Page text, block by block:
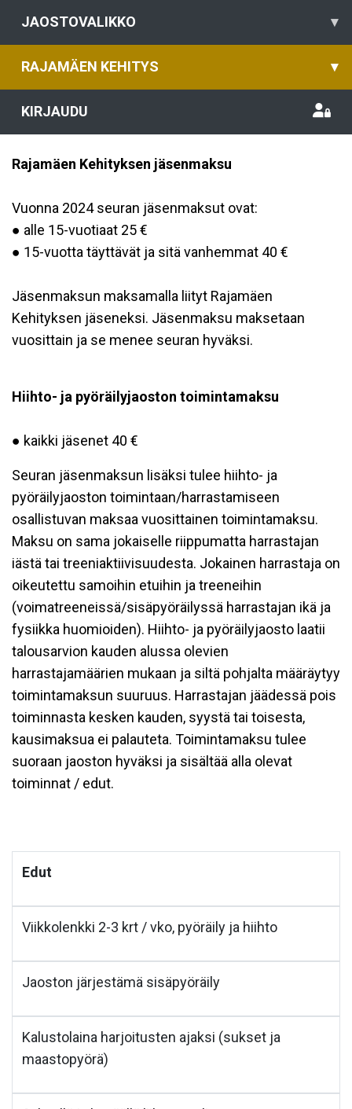
JAOSTOVALIKKO ▾
RAJAMÄEN KEHITYS ▾
KIRJAUDU
Rajamäen Kehityksen jäsenmaksu
Vuonna 2024 seuran jäsenmaksut ovat:
● alle 15-vuotiaat 25 €
● 15-vuotta täyttävät ja sitä vanhemmat 40 €
Jäsenmaksun maksamalla liityt Rajamäen
Kehityksen jäseneksi. Jäsenmaksu maksetaan
vuosittain ja se menee seuran hyväksi.
Hiihto- ja pyöräilyjaoston toimintamaksu
● kaikki jäsenet 40 €
Seuran jäsenmaksun lisäksi tulee hiihto- ja
pyöräilyjaoston toimintaan/harrastamiseen
osallistuvan maksaa vuosittainen toimintamaksu.
Maksu on sama jokaiselle riippumatta harrastajan
iästä tai treeniaktiivisuudesta. Jokainen harrastaja on
oikeutettu samoihin etuihin ja treeneihin
(voimatreeneissä/sisäpyöräilyssä harrastajan ikä ja
fysiikka huomioiden). Hiihto- ja pyöräilyjaosto laatii
talousarvion kauden alussa olevien
harrastajamäärien mukaan ja siltä pohjalta määräytyy
toimintamaksun suuruus. Harrastajan jäädessä pois
toiminnasta kesken kauden, syystä tai toisesta,
kausimaksua ei palauteta. Toimintamaksu tulee
suoraan jaoston hyväksi ja sisältää alla olevat
toiminnat / edut.
Edut
Viikkolenkki 2-3 krt / vko, pyöräily ja hiihto
Jaoston järjestämä sisäpyöräily
Kalustolaina harjoitusten ajaksi (sukset ja
maastopyörä)